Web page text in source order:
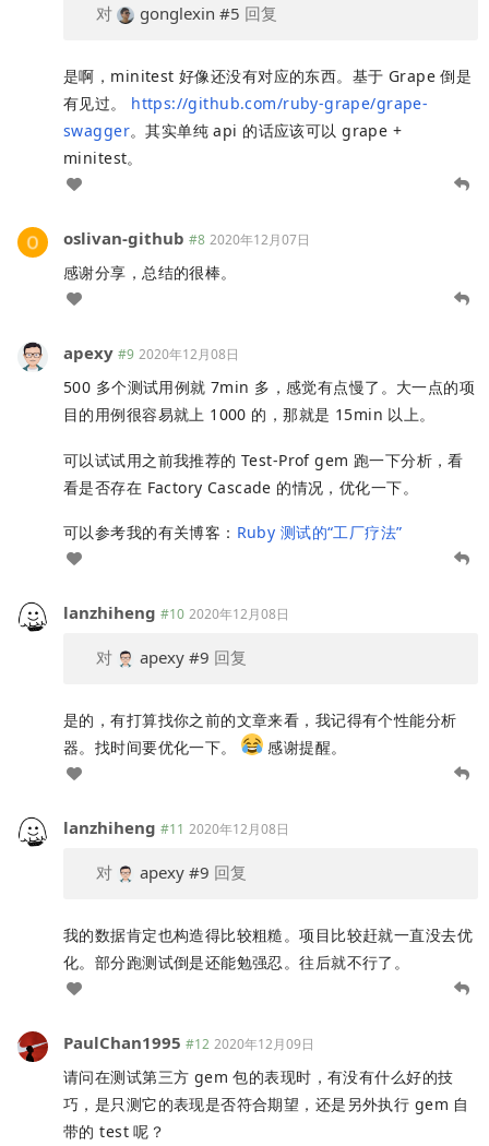
对 gonglexin #5 回复
是啊，minitest 好像还没有对应的东西。基于 Grape 倒是
有见过。 https://github.com/ruby-grape/grape-
swagger。其实单纯 api 的话应该可以 grape +
minitest。
oslivan-github #8 2020年12月07日
感谢分享，总结的很棒。
apexy #9 2020年12月08日
500 多个测试用例就 7min 多，感觉有点慢了。大一点的项
目的用例很容易就上 1000 的，那就是 15min 以上。
可以试试用之前我推荐的 Test-Prof gem 跑一下分析，看
看是否存在 Factory Cascade 的情况，优化一下。
可以参考我的有关博客： Ruby 测试的“工厂疗法”
lanzhiheng #10 2020年12月08日
对 apexy #9 回复
是的，有打算找你之前的文章来看，我记得有个性能分析
器。找时间要优化一下。
感谢提醒。
lanzhiheng #11 2020年12月08日
对 apexy #9 回复
我的数据肯定也构造得比较粗糙。项目比较赶就一直没去优
化。部分跑测试倒是还能勉强忍。往后就不行了。
PaulChan1995 #12 2020年12月09日
请问在测试第三方 gem 包的表现时，有没有什么好的技
巧，是只测它的表现是否符合期望，还是另外执行 gem 自
带的 test 呢？